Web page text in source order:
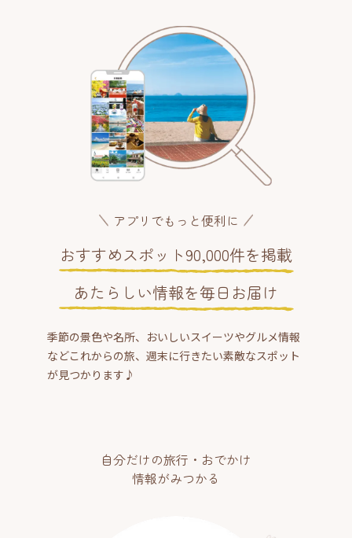
アプリでもっと便利に
おすすめスポット90,000件を掲載
あたらしい情報を毎日お届け
季節の景色や名所、おいしいスイーツやグルメ情報
などこれからの旅、週末に行きたい素敵なスポット
が見つかります♪
自分だけの旅行・おでかけ
情報がみつかる